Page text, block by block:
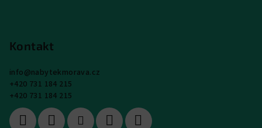
Kontakt
info@nabytekmorava.cz
+420 731 184 215
+420 731 184 215